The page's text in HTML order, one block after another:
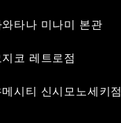
와타나 미나미 본관
지코 레트로점
메시티 신시모노세키점